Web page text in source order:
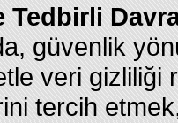
Tedbirli
güvenlik
veri gizliliği
tercih